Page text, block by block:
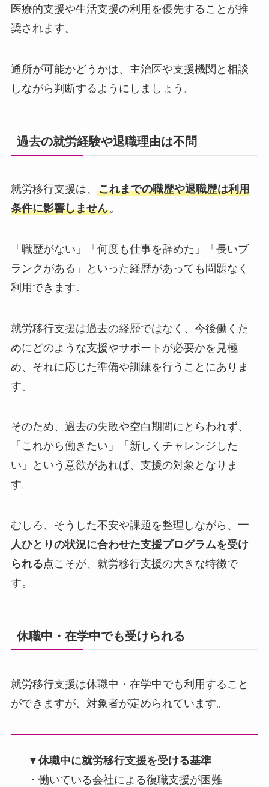
医療的支援や生活支援の利用を優先することが推
奨されます。
通所が可能かどうかは、主治医や支援機関と相談
しながら判断するようにしましょう。
過去の就労経験や退職理由は不問
就労移行支援は、 これまでの職歴や退職歴は利用
条件に影響しません。
「職歴がない」「何度も仕事を辞めた」「長いブ
ランクがある」といった経歴があっても問題なく
利用できます。
就労移行支援は過去の経歴ではなく、今後働くた
めにどのような支援やサポートが必要かを見極
め、それに応じた準備や訓練を行うことにありま
す。
そのため、過去の失敗や空白期間にとらわれず、
「これから働きたい」「新しくチャレンジした
い」という意欲があれば、支援の対象となりま
す。
むしろ、そうした不安や課題を整理しながら、 一
人ひとりの状況に合わせた支援プログラムを受け
られる点こそが、就労移行支援の大きな特徴で
す。
休職中・在学中でも受けられる
就労移行支援は休職中・在学中でも利用すること
ができますが、対象者が定められています。
▼ 休職中に就労移行支援を受ける基準
・働いている会社による復職支援が困難